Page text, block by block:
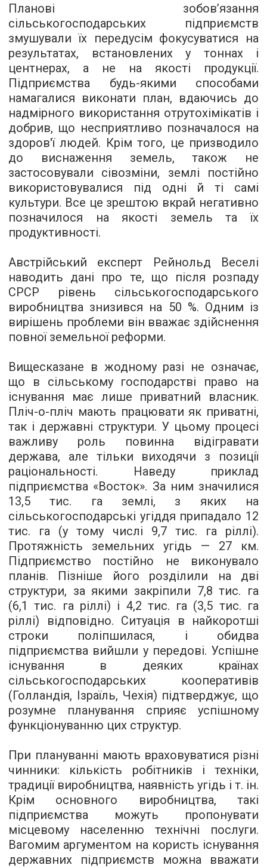
Планові зобов’язання
сільськогосподарських підприємств
змушували їх передусім фокусуватися на
результатах, встановлених у тоннах і
центнерах, а не на якості продукції.
Підприємства будь-якими способами
намагалися виконати план, вдаючись до
надмірного використання отрутохімікатів і
добрив, що несприятливо позначалося на
здоров'ї людей. Крім того, це призводило
до виснаження земель, також не
застосовували сівозміни, землі постійно
використовувалися під одні й ті самі
культури. Все це зрештою вкрай негативно
позначилося на якості земель та їх
продуктивності.
Австрійський експерт Рейнольд Веселі
наводить дані про те, що після розпаду
СРСР рівень сільськогосподарського
виробництва знизився на 50 %. Одним із
вирішень проблеми він вважає здійснення
повної земельної реформи.
Вищесказане в жодному разі не означає,
що в сільському господарстві право на
існування має лише приватний власник.
Пліч-о-пліч мають працювати як приватні,
так і державні структури. У цьому процесі
важливу роль повинна відігравати
держава, але тільки виходячи з позиції
раціональності. Наведу приклад
підприємства «Восток». За ним значилися
13,5 тис. га землі, з яких на
сільськогосподарські угіддя припадало 12
тис. га (у тому числі 9,7 тис. га ріллі).
Протяжність земельних угідь — 27 км.
Підприємство постійно не виконувало
планів. Пізніше його розділили на дві
структури, за якими закріпили 7,8 тис. га
(6,1 тис. га ріллі) і 4,2 тис. га (3,5 тис. га
ріллі) відповідно. Ситуація в найкоротші
строки поліпшилася, і обидва
підприємства вийшли у передові. Успішне
існування в деяких країнах
сільськогосподарських кооперативів
(Голландія, Ізраїль, Чехія) підтверджує, що
розумне планування сприяє успішному
функціонуванню цих структур.
При плануванні мають враховуватися різні
чинники: кількість робітників і техніки,
традиції виробництва, наявність угідь і т. ін.
Крім основного виробництва, такі
підприємства можуть пропонувати
місцевому населенню технічні послуги.
Вагомим аргументом на користь існування
державних підприємств можна вважати